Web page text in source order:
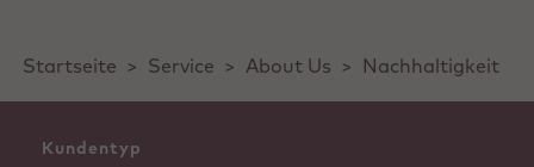
Startseite > Service > About Us > Nachhaltigkeit
Kundentyp